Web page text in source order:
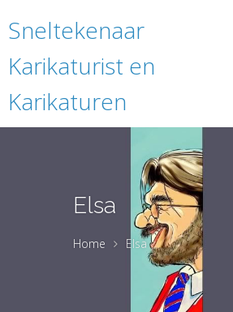
Sneltekenaar
Karikaturist en
Karikaturen
Elsa
Home Elsa